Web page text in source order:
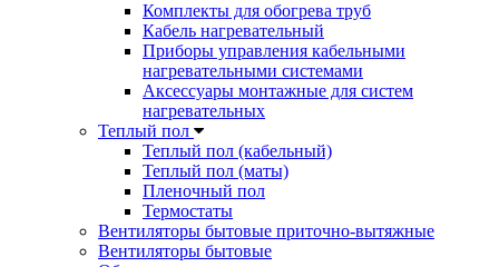
Комплекты для обогрева труб
Кабель нагревательный
Приборы управления кабельными
нагревательными системами
Аксессуары монтажные для систем
нагревательных
Теплый пол
Теплый пол (кабельный)
Теплый пол (маты)
Пленочный пол
Термостаты
Вентиляторы бытовые приточно-вытяжные
Вентиляторы бытовые